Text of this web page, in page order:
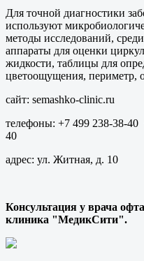
Для точной диагностики
используют
методы исследований,
аппараты для оценки
жидкости, таблицы для
цветоощущения, периметр,
сайт: semashko-clinic.ru
телефоны: +7 499 238-38-
40
адрес: ул. Житная, д. 10
Консультация у врача
клиника "МедикСити".